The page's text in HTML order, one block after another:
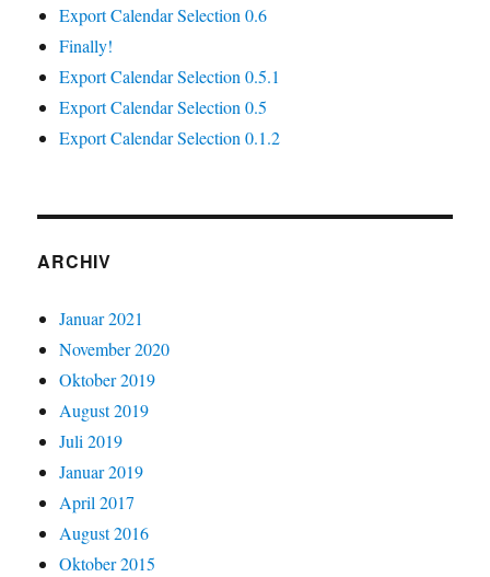
Export Calendar Selection 0.6
Finally!
Export Calendar Selection 0.5.1
Export Calendar Selection 0.5
Export Calendar Selection 0.1.2
ARCHIV
Januar 2021
November 2020
Oktober 2019
August 2019
Juli 2019
Januar 2019
April 2017
August 2016
Oktober 2015